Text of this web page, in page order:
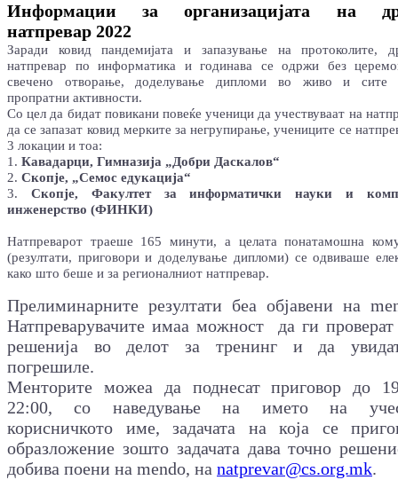
Информации за организацијата на
натпревар 2022
Заради ковид пандемијата и запазување на протоколите,
натпревар по информатика и годинава се одржи без
свечено отворање, доделување дипломи во живо и сите
пропратни активности.
Со цел да бидат повикани повеќе ученици да учествуваат на
да се запазат ковид мерките за негрупирање, учениците се
3 локации и тоа:
1. Кавадарци, Гимназија „Добри Даскалов“
2. Скопје, „Семос едукација“
3. Скопје, Факултет за информатички науки и
инженерство (ФИНКИ)
Натпреварот траеше 165 минути, а целата понатамошна
(резултати, приговори и доделување дипломи) се одвиваше
како што беше и за регионалниот натпревар.
Прелиминарните резултати беа објавени на
Натпреварувачите имаа можност да ги проверат
решенија во делот за тренинг и да
погрешиле.
Менторите можеа да поднесат приговор до
22:00, со наведување на името на
корисничкото име, задачата на која се
образложение зошто задачата дава точно
добива поени на mendo, на natprevar@cs.org.mk.